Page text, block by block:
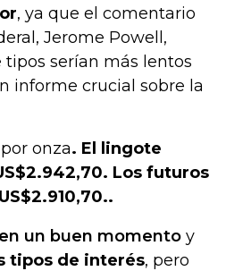
, ya que el comentario
Jerome Powell,
serían más lentos
informe crucial sobre la
onza. El lingote
Los futuros
un buen momento y
tipos de interés, pero